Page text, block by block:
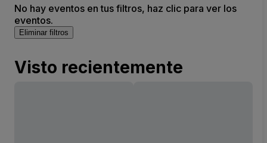
No hay eventos en tus filtros, haz clic para ver los
eventos.
Eliminar filtros
Visto recientemente